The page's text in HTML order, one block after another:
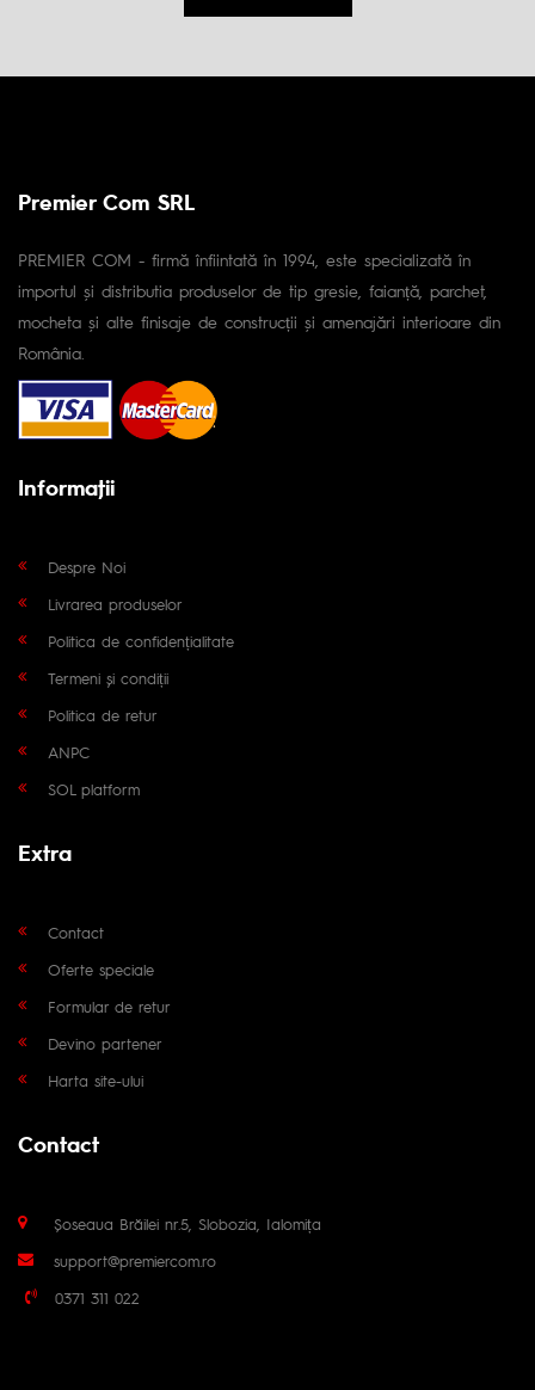
Premier Com SRL
PREMIER COM - firmă înfiintată în 1994, este specializată în
importul și distributia produselor de tip gresie, faianță, parchet,
mocheta și alte finisaje de construcții și amenajări interioare din
România.
Informaţii
Despre Noi
Livrarea produselor
Politica de confidențialitate
Termeni și condiții
Politica de retur
ANPC
SOL platform
Extra
Contact
Oferte speciale
Formular de retur
Devino partener
Harta site-ului
Contact
Șoseaua Brăilei nr.5, Slobozia, Ialomița
support@premiercom.ro
0371 311 022